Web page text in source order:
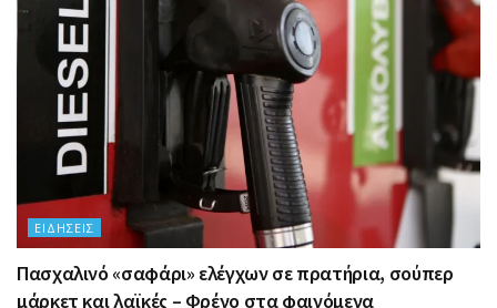
ΕΙΔΉΣΕΙΣ
Πασχαλινό «σαφάρι» ελέγχων σε πρατήρια, σούπερ
μάρκετ και λαϊκές – Φρένο στα φαινόμενα